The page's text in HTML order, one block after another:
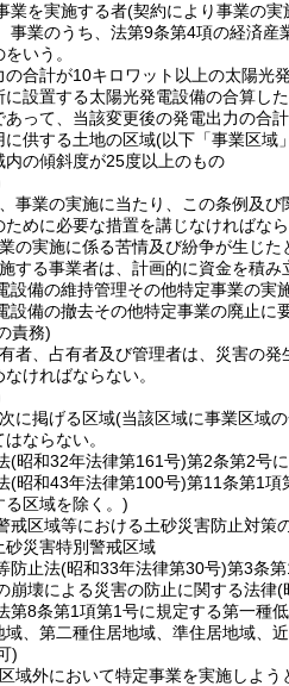
を実施する者(契約により事業の実
業のうち、法第9条第4項の経済産
いう。
の合計が10キロワット以上の太陽光
に設置する太陽光発電設備の合算し
あって、当該変更後の発電出力の合
に供する土地の区域(以下「事業区域
内の傾斜度が25度以上のもの
事業の実施に当たり、この条例及
めに必要な措置を講じなければなら
の実施に係る苦情及び紛争が生じ
する事業者は、計画的に資金を積
設備の維持管理その他特定事業の実
設備の撤去その他特定事業の廃止に
責務)
者、占有者及び管理者は、災害の
ければならない。
に掲げる区域(当該区域に事業区域
ならない。
(昭和32年法律第161号)第2条第2号
(昭和43年法律第100号)第11条第1項
る区域を除く。)
戒区域等における土砂災害防止対策
砂災害特別警戒区域
防止法(昭和33年法律第30号)第3条
崩壊による災害の防止に関する法律(
第8条第1項第1号に規定する第一種
域、第二種住居地域、準住居地域、
)
域外において特定事業を実施しよ